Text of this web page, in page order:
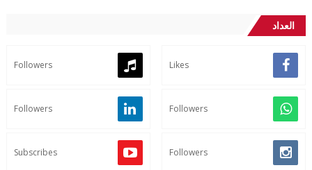
العداد
Likes
Followers
Followers
Followers
Followers
Subscribes